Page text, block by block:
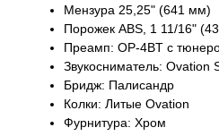
Мензура 25,25" (641 мм)
Порожек ABS, 1 11/16"
Преамп: OP-4BT с
Звукосниматель: Ovation
Бридж: Палисандр
Колки: Литые Ovation
Фурнитура: Хром